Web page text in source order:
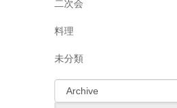
二次会
料理
未分類